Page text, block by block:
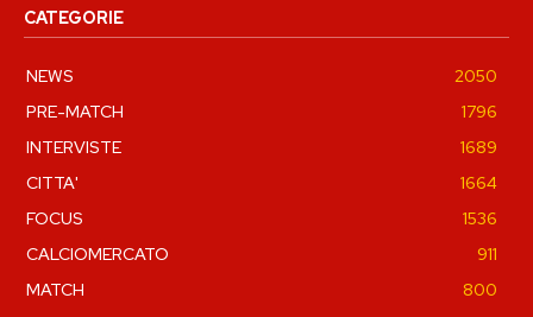
CATEGORIE
NEWS
2050
PRE-MATCH
1796
INTERVISTE
1689
CITTA'
1664
FOCUS
1536
CALCIOMERCATO
911
MATCH
800